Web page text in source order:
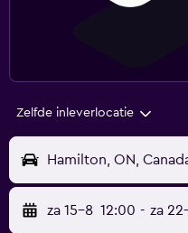
Zelfde inleverlocatie
Hamilton, ON,
za 15-8 12:00 - za